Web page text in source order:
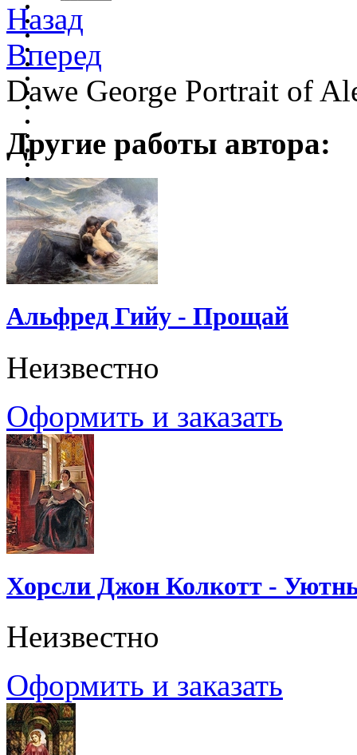
Назад
Вперед
Dawe George Portrait of
Другие работы автора:
Альфред Гийу - Прощай
Неизвестно
Оформить и заказать
Хорсли Джон Колкотт -
Неизвестно
Оформить и заказать